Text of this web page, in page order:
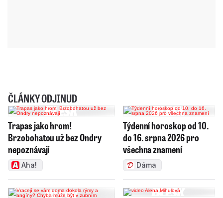
ČLÁNKY ODJINUD
Trapas jako hrom!
Brzobohatou už bez Ondry
nepoznávají
Aha!
Týdenní horoskop od 10.
do 16. srpna 2026 pro
všechna znamení
Dáma